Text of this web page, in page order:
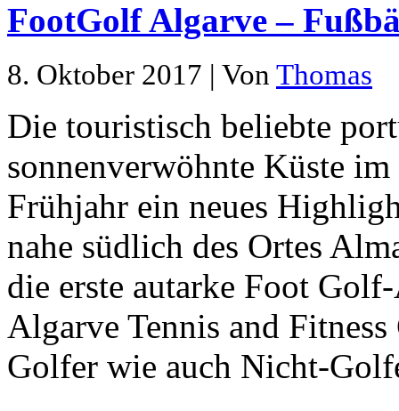
FootGolf Algarve –
8. Oktober 2017 | Von Thomas
Die touristisch beliebte
sonnenverwöhnte Küste
Frühjahr ein neues
nahe südlich des Ortes
die erste autarke Foot
Algarve Tennis and
Golfer wie auch Nicht-